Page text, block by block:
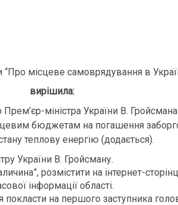
“Про місцеве самоврядування в
вирішила:
міністра України В.
бюджетам на погашення
теплову енергію (додається).
України В. Гройсману.
розмістити на інтернет-
інформації області.
на першого заступника